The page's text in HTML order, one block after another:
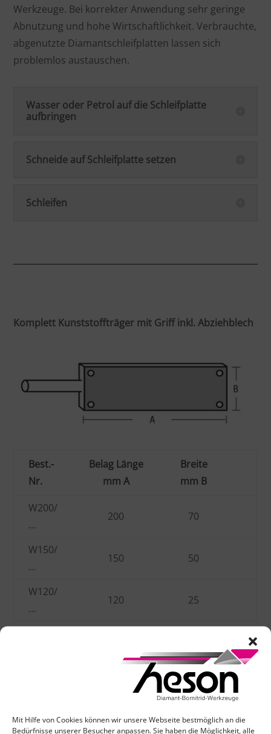
Mit Hilfe von Cookies können wir unsere Webseite bestmöglich an die
Bedürfnisse unserer Besucher anpassen. Sie haben die Möglichkeit, alle
Werkzeuge. Bei korrekter Anwendung sehr geringe
Abnutzung und hohe Wirtschaftlichkeit. Verbrauchte,
abgenutzte Diamantschleifplatten lassen sich
problemlos austauschen.
Wasser oder Petrol auf die Schleifplatte
aufbringen
Schneide auf Schleifplatte setzen
Schleifen
Komplett Kunststoffträger mit Griff inkl. Abziehblech
Best.-
Nr.
Belag Länge
mm A
Breite
mm B
W200/
…
200 70
W150/
…
150 50
W120/
…
120 25
Abziehblech neu zum Nachrüsten (nur Diamant-